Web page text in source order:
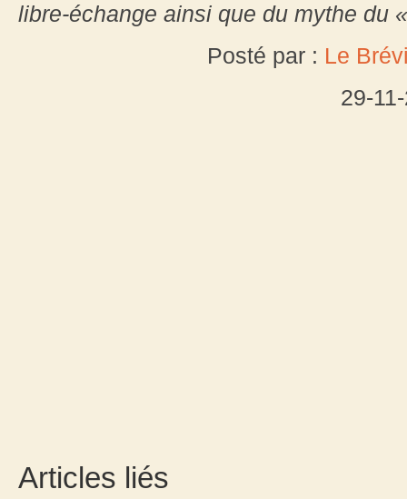
libre-échange ainsi que du mythe du
Posté par : Le
29-
Articles liés